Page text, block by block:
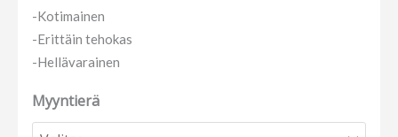
-Kotimainen
-Erittäin tehokas
-Hellävarainen
Myyntierä